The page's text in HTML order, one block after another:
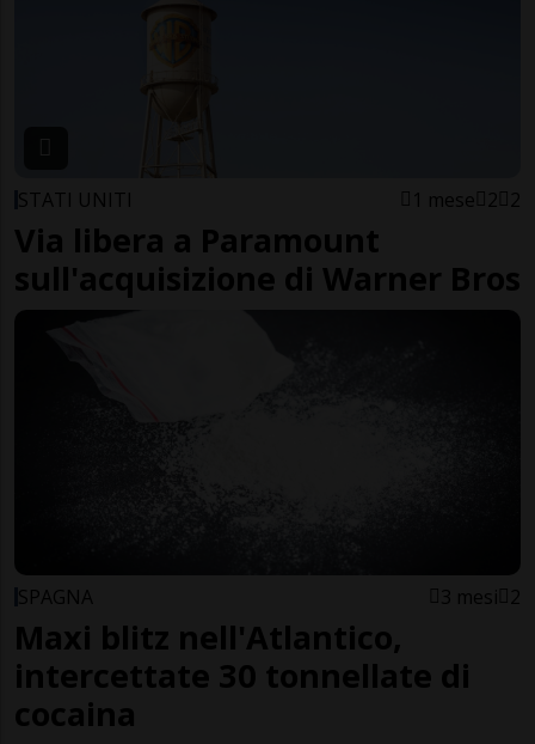
STATI UNITI 1 mese 2 2
Via libera a Paramount
sull'acquisizione di Warner Bros
SPAGNA 3 mesi 2
Maxi blitz nell'Atlantico,
intercettate 30 tonnellate di
cocaina